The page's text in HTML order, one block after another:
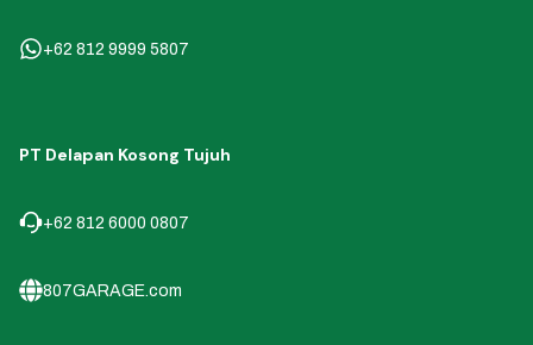
+62 812 9999 5807
PT Delapan Kosong Tujuh
+62 812 6000 0807
807GARAGE.com